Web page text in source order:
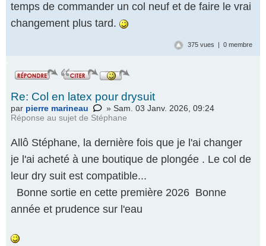
temps de commander un col neuf et de faire le vrai
changement plus tard.
375 vues | 0 membre
.
Re: Col en latex pour drysuit
par pierre marineau
» Sam. 03 Janv. 2026, 09:24
Réponse au sujet de Stéphane
Allô Stéphane, la dernière fois que je l'ai changer
je l'ai acheté à une boutique de plongée . Le col de
leur dry suit est compatible...
Bonne sortie en cette première 2026 Bonne
année et prudence sur l'eau